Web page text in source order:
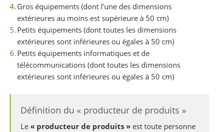
Gros équipements (dont l’une des dimensions
extérieures au moins est supérieure à 50 cm)
Petits équipements (dont toutes les dimensions
extérieures sont inférieures ou égales à 50 cm)
Petits équipements informatiques et de
télécommunications (dont toutes les dimensions
extérieures sont inférieures ou égales à 50 cm)
Définition du « producteur de produits »
Le « producteur de produits » est toute personne